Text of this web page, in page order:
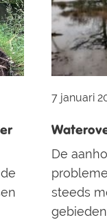
7 januari
De
steeds